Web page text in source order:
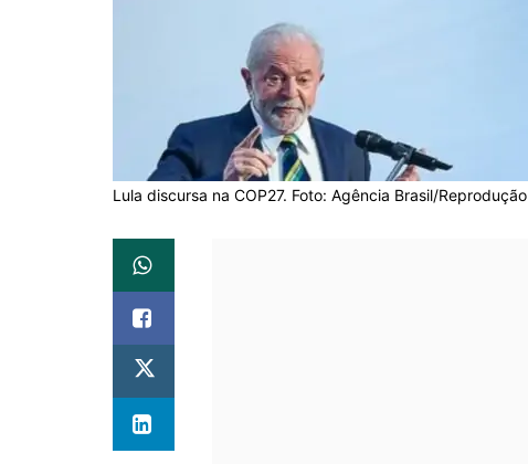
Lula discursa na COP27. Foto: Agência Brasil/Reprodução